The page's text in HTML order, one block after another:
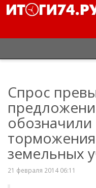
Спрос
земельных
21 февраля 2014 06:11